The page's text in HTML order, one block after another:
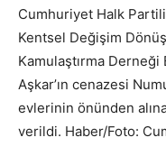
Cumhuriyet Halk
Kentsel Değişim
Kamulaştırma Derneği
Aşkar’ın cenazesi
evlerinin önünden
verildi. Haber/Foto: